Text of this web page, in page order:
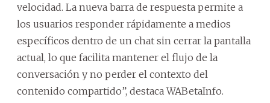
velocidad. La nueva barra de respuesta permite a
los usuarios responder rápidamente a medios
específicos dentro de un chat sin cerrar la pantalla
actual, lo que facilita mantener el flujo de la
conversación y no perder el contexto del
contenido compartido”, destaca WABetaInfo.